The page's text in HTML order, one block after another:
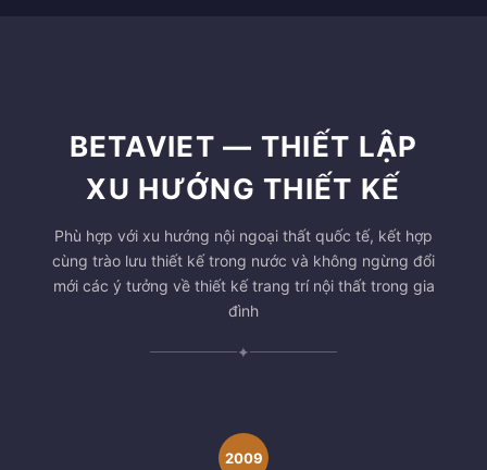
BETAVIET — THIẾT LẬP
XU HƯỚNG THIẾT KẾ
Phù hợp với xu hướng nội ngoại thất quốc tế, kết hợp
cùng trào lưu thiết kế trong nước và không ngừng đổi
mới các ý tưởng về thiết kế trang trí nội thất trong gia
đình
✦
2009